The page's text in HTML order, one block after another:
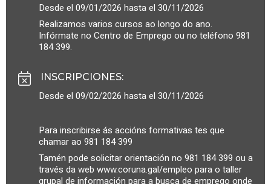
Desde el 09/01/2026 hasta el 30/11/2026
Realizamos varios cursos ao longo do ano.
Infórmate no Centro de Emprego ou no teléfono 981
184 399.
INSCRIPCIONES:
Desde el 09/02/2026 hasta el 30/11/2026
Para inscribirse ás accións formativas tes que
chamar ao 981 184 399
Tamén pode solicitar orientación no 981 184 399 ou a
través da web www.coruna.gal/empleo para o taller
grupal de información para a busca de emprego onde